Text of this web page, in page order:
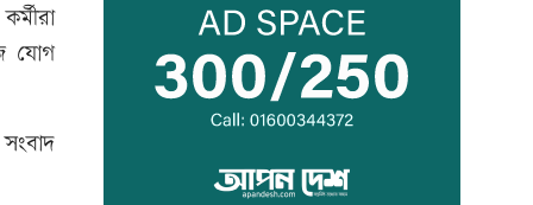
যোগ
ভেজা চুলে ঘুমাচ্ছেন? জানুন এর
প্রভাব
অভিবাসী গ্রেফতার